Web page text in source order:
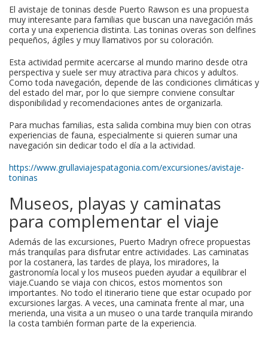
El avistaje de toninas desde Puerto Rawson es una propuesta
muy interesante para familias que buscan una navegación más
corta y una experiencia distinta. Las toninas overas son delfines
pequeños, ágiles y muy llamativos por su coloración.
Esta actividad permite acercarse al mundo marino desde otra
perspectiva y suele ser muy atractiva para chicos y adultos.
Como toda navegación, depende de las condiciones climáticas y
del estado del mar, por lo que siempre conviene consultar
disponibilidad y recomendaciones antes de organizarla.
Para muchas familias, esta salida combina muy bien con otras
experiencias de fauna, especialmente si quieren sumar una
navegación sin dedicar todo el día a la actividad.
https://www.grullaviajespatagonia.com/excursiones/avistaje-
toninas
Museos, playas y caminatas
para complementar el viaje
Además de las excursiones, Puerto Madryn ofrece propuestas
más tranquilas para disfrutar entre actividades. Las caminatas
por la costanera, las tardes de playa, los miradores, la
gastronomía local y los museos pueden ayudar a equilibrar el
viaje.Cuando se viaja con chicos, estos momentos son
importantes. No todo el itinerario tiene que estar ocupado por
excursiones largas. A veces, una caminata frente al mar, una
merienda, una visita a un museo o una tarde tranquila mirando
la costa también forman parte de la experiencia.